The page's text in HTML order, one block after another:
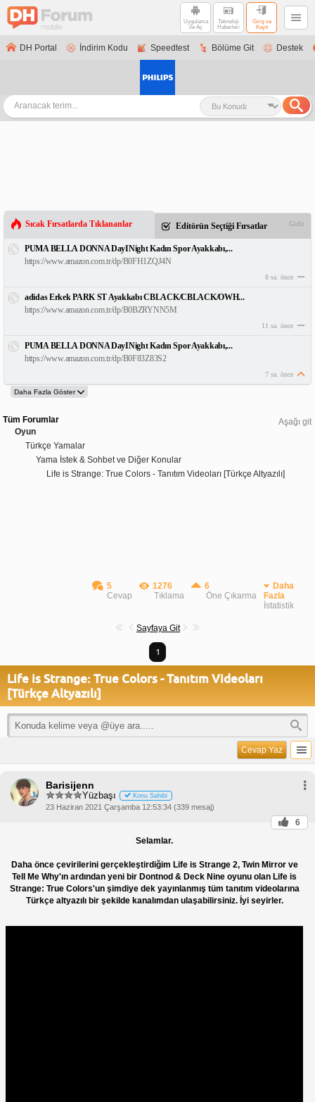
Uygulama
ile Aç
Teknoloji
Haberleri
Giriş ve
Kayıt
DH Portal İndirim Kodu Speedtest Bölüme Git Destek
Sıcak Fırsatlarda Tıklananlar Editörün Seçtiği Fırsatlar Gizle
PUMA BELLA DONNA DayINight Kadın Spor Ayakkabı,...
https://www.amazon.com.tr/dp/B0FH1ZQJ4N
8 sa. önce
adidas Erkek PARK ST Ayakkabı CBLACK/CBLACK/OWH...
https://www.amazon.com.tr/dp/B0BZRYNN5M
11 sa. önce
PUMA BELLA DONNA DayINight Kadın Spor Ayakkabı,...
https://www.amazon.com.tr/dp/B0F83Z83S2
7 sa. önce
Aşağı git
Tüm Forumlar
Oyun
Türkçe Yamalar
Yama İstek & Sohbet ve Diğer Konular
Life is Strange: True Colors - Tanıtım Videoları [Türkçe Altyazılı]
5
Cevap
1276
Tıklama
6
Öne Çıkarma
Daha
Fazla
İstatistik
Sayfaya Git
1
Life is Strange: True Colors - Tanıtım Videoları
[Türkçe Altyazılı]
Cevap Yaz
Barisijenn
Yüzbaşı Konu Sahibi
23 Haziran 2021 Çarşamba 12:53:34 (339 mesaj)
6
Selamlar.
Daha önce çevirilerini gerçekleştirdiğim Life is Strange 2, Twin Mirror ve
Tell Me Why'ın ardından yeni bir Dontnod & Deck Nine oyunu olan Life is
Strange: True Colors'un şimdiye dek yayınlanmış tüm tanıtım videolarına
Türkçe altyazılı bir şekilde kanalımdan ulaşabilirsiniz. İyi seyirler.